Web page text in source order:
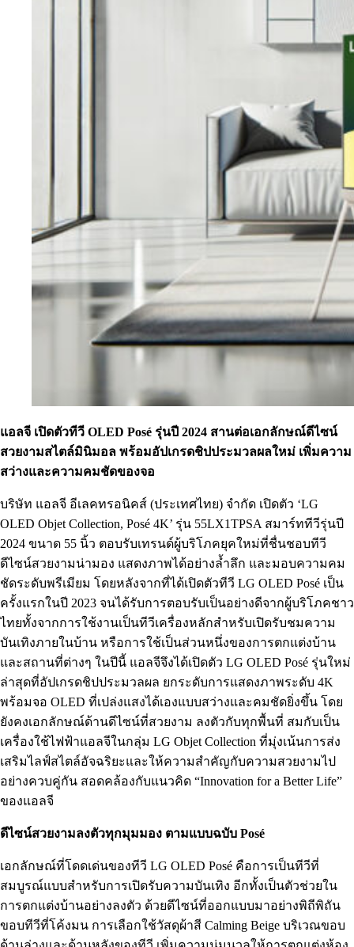
แอลจี เปิดตัวทีวี OLED Posé รุ่นปี 2024 สานต่อเอกลักษณ์ดีไซน์
สวยงามสไตล์มินิมอล พร้อมอัปเกรดชิปประมวลผลใหม่ เพิ่มความ
สว่างและความคมชัดของจอ
บริษัท แอลจี อีเลคทรอนิคส์ (ประเทศไทย) จำกัด เปิดตัว ‘LG
OLED Objet Collection, Posé 4K’ รุ่น 55LX1TPSA สมาร์ททีวีรุ่นปี
2024 ขนาด 55 นิ้ว ตอบรับเทรนด์ผู้บริโภคยุคใหม่ที่ชื่นชอบทีวี
ดีไซน์สวยงามน่ามอง แสดงภาพได้อย่างล้ำลึก และมอบความคม
ชัดระดับพรีเมียม โดยหลังจากที่ได้เปิดตัวทีวี LG OLED Posé เป็น
ครั้งแรกในปี 2023 จนได้รับการตอบรับเป็นอย่างดีจากผู้บริโภคชาว
ไทยทั้งจากการใช้งานเป็นทีวีเครื่องหลักสำหรับเปิดรับชมความ
บันเทิงภายในบ้าน หรือการใช้เป็นส่วนหนึ่งของการตกแต่งบ้าน
และสถานที่ต่างๆ ในปีนี้ แอลจีจึงได้เปิดตัว LG OLED Posé รุ่นใหม่
ล่าสุดที่อัปเกรดชิปประมวลผล ยกระดับการแสดงภาพระดับ 4K
พร้อมจอ OLED ที่เปล่งแสงได้เองแบบสว่างและคมชัดยิ่งขึ้น โดย
ยังคงเอกลักษณ์ด้านดีไซน์ที่สวยงาม ลงตัวกับทุกพื้นที่ สมกับเป็น
เครื่องใช้ไฟฟ้าแอลจีในกลุ่ม LG Objet Collection ที่มุ่งเน้นการส่ง
เสริมไลฟ์สไตล์อัจฉริยะและให้ความสำคัญกับความสวยงามไป
อย่างควบคู่กัน สอดคล้องกับแนวคิด “Innovation for a Better Life”
ของแอลจี
ดีไซน์สวยงามลงตัวทุกมุมมอง ตามแบบฉบับ Posé
เอกลักษณ์ที่โดดเด่นของทีวี LG OLED Posé คือการเป็นทีวีที่
สมบูรณ์แบบสำหรับการเปิดรับความบันเทิง อีกทั้งเป็นตัวช่วยใน
การตกแต่งบ้านอย่างลงตัว ด้วยดีไซน์ที่ออกแบบมาอย่างพิถีพิถัน
ขอบทีวีที่โค้งมน การเลือกใช้วัสดุผ้าสี Calming Beige บริเวณขอบ